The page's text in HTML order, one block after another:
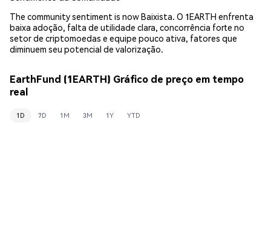
The community sentiment is now Baixista. O 1EARTH enfrenta
baixa adoção, falta de utilidade clara, concorrência forte no
setor de criptomoedas e equipe pouco ativa, fatores que
diminuem seu potencial de valorização.
EarthFund (1EARTH) Gráfico de preço em tempo
real
1D 7D 1M 3M 1Y YTD